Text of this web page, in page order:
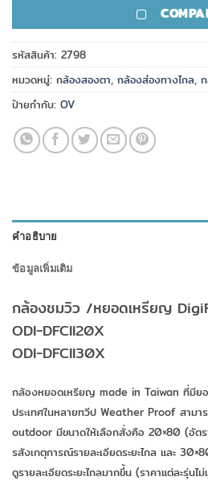
รหัสสินค้า: 2798
หมวดหมู่: กล้องสองตา, กล้องส่องทางไกล,
ป้ายกำกับ: OV
คำอธิบาย
ข้อมูลเพิ่มเติม
กล้องชมวิว /หยอดเหรียญ
ODI-DFCII20X
ODI-DFCII30X
กล้องหยอดเหรียญ made in Taiwan ที่มียอ
ประเทศในหลายทวีป Weather Proof สาม
outdoor มีขนาดให้เลือกสั่งคือ 20×80 (อัตร
รสังเกตุการณ์รายละเอียดระยะไกล และ
ดูรายละเอียดระยะไกลมากขึ้น (ราคาแต่ละรุ่น